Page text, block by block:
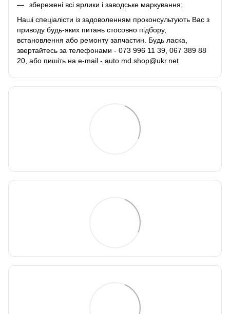
збережені всі ярлики і заводське маркування;
Наші спеціалісти із задоволенням проконсультують Вас з
приводу будь-яких питань стосовно підбору,
встановлення або ремонту запчастин. Будь ласка,
звертайтесь за телефонами - 073 996 11 39, 067 389 88
20, або пишіть на e-mail - auto.md.shop@ukr.net